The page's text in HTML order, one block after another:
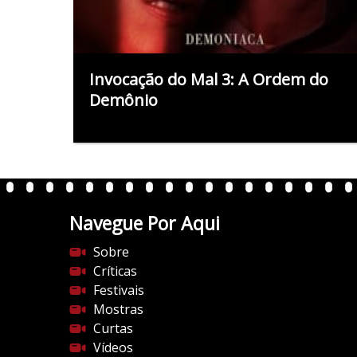
Invocação do Mal 3: A Ordem do
Demônio
Navegue Por Aqui
Sobre
Críticas
Festivais
Mostras
Curtas
Vídeos